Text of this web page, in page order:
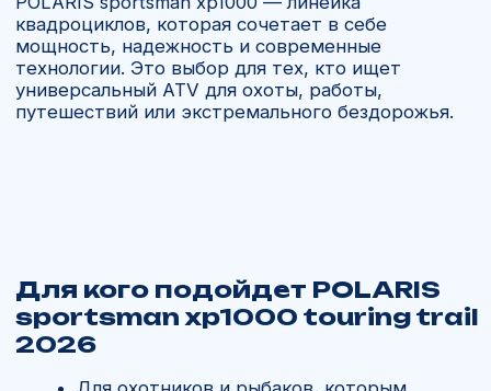
очисткой и гарантией под ключ.
Почему выбирают нас:
Работаем с 2013 года, более 11 лет
на рынке.
Доставляем технику POLARIS под заказ
за 21 день.